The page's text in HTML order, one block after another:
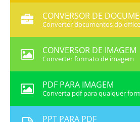
CONVERSOR DE
Converter documentos do office
CONVERSOR DE IMAGEM
Converter formato de imagem
PDF PARA IMAGEM
Converta pdf para qualquer
PPT PARA PDF